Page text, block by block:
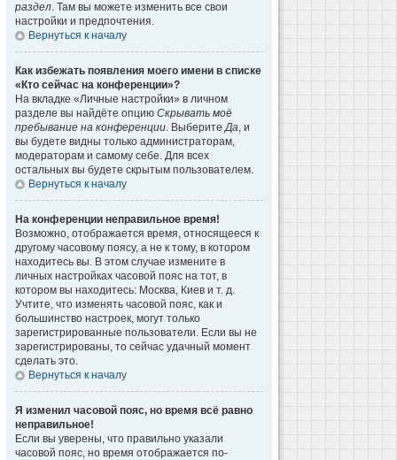
раздел. Там вы можете изменить все свои
настройки и предпочтения.
Вернуться к началу
Как избежать появления моего имени в списке
«Кто сейчас на конференции»?
На вкладке «Личные настройки» в личном
разделе вы найдёте опцию Скрывать моё
пребывание на конференции. ВыберитеДа, и
вы будете видны только администраторам,
модераторам и самому себе. Для всех
остальных вы будете скрытым пользователем.
Вернуться к началу
На конференции неправильное время!
Возможно, отображается время, относящееся к
другому часовому поясу, а не к тому, в котором
находитесь вы. В этом случае измените в
личных настройках часовой пояс на тот, в
котором вы находитесь: Москва, Киев и т. д.
Учтите, что изменять часовой пояс, как и
большинство настроек, могут только
зарегистрированные пользователи. Если вы не
зарегистрированы, то сейчас удачный момент
сделать это.
Вернуться к началу
Я изменил часовой пояс, но время всё равно
неправильное!
Если вы уверены, что правильно указали
часовой пояс, но время отображается по-